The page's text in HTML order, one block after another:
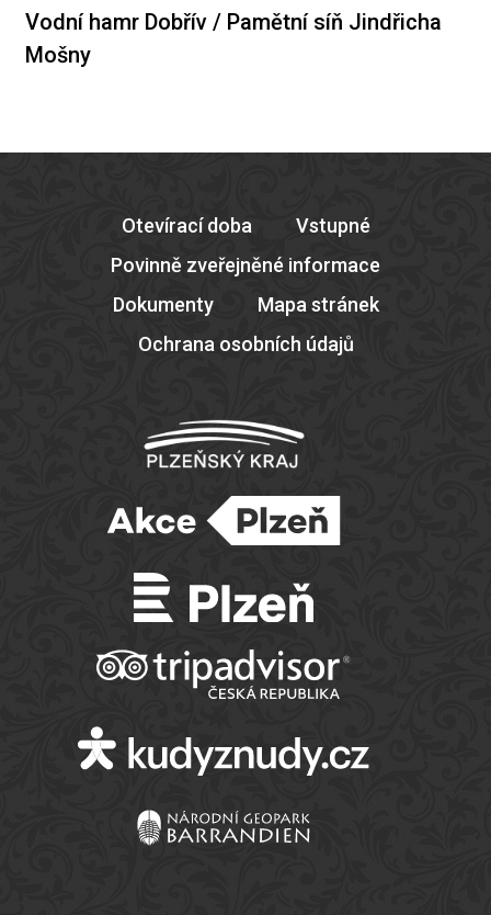
Vodní hamr Dobřív / Pamětní síň Jindřicha
Mošny
Otevírací doba
Vstupné
Povinně zveřejněné informace
Dokumenty
Mapa stránek
Ochrana osobních údajů